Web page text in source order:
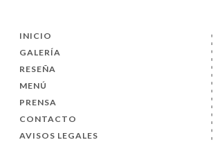
INICIO
GALERÍA
RESEÑA
MENÚ
PRENSA
CONTACTO
AVISOS LEGALES